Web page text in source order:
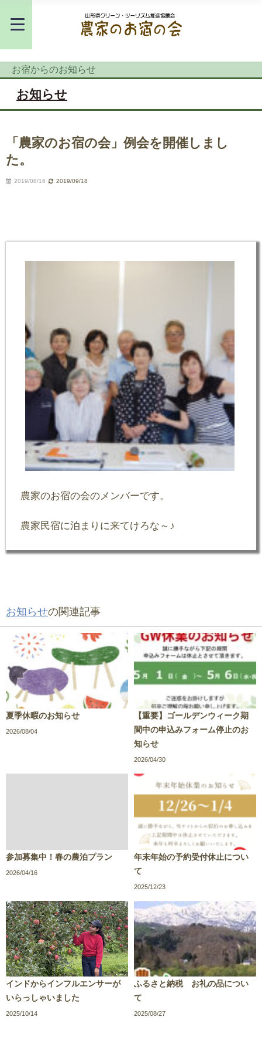
お宿からのお知らせ
お知らせ
「農家のお宿の会」例会を開催しまし
た。
2019/08/16 2019/09/18
農家のお宿の会のメンバーです。
農家民宿に泊まりに来てけろな～♪
お知らせの関連記事
夏季休暇のお知らせ
2026/08/04
【重要】ゴールデンウィーク期
間中の申込みフォーム停止のお
知らせ
2026/04/30
参加募集中！春の農泊プラン
2026/04/16
年末年始の予約受付休止につい
て
2025/12/23
インドからインフルエンサーが
いらっしゃいました
2025/10/14
ふるさと納税 お礼の品につい
て
2025/08/27